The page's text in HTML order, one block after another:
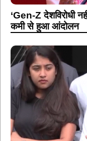
‘Gen-Z देशविरोधी
कमी से हुआ आंदोलन